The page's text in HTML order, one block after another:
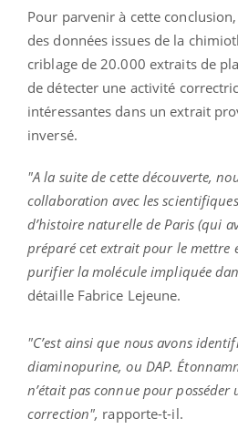
Pour parvenir à cette
des données issues de la
criblage de 20.000 extraits de
de détecter une activité
intéressantes dans un extrait
inversé.
"A la suite de cette découverte,
collaboration avec les
d’histoire naturelle de Paris (qui
préparé cet extrait pour le mettre
purifier la molécule impliquée
détaille Fabrice Lejeune.
"C’est ainsi que nous avons
diaminopurine, ou DAP.
n’était pas connue pour posséder
correction", rapporte-t-il.